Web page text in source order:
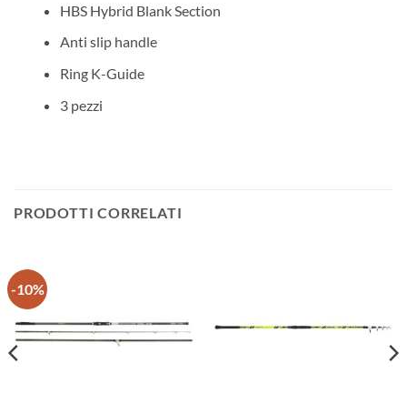
HBS Hybrid Blank Section
Anti slip handle
Ring K-Guide
3 pezzi
PRODOTTI CORRELATI
-10%